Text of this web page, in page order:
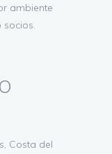
ambiente
Costa del